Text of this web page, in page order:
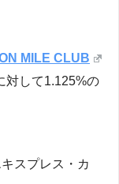
MILE CLUB
対して1.125%の
スプレス・カ